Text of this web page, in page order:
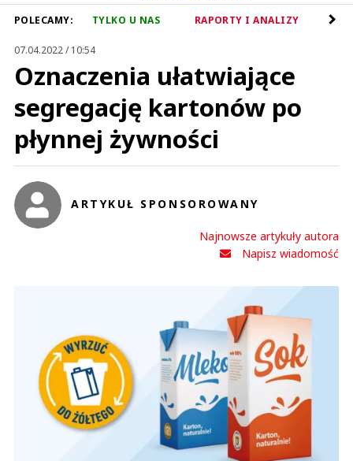
POLECAMY: TYLKO U NAS RAPORTY I ANALIZY
07.04.2022 / 10:54
Oznaczenia ułatwiające
segregację kartonów po
płynnej żywności
ARTYKUŁ SPONSOROWANY
Najnowsze artykuły autora
Napisz wiadomość